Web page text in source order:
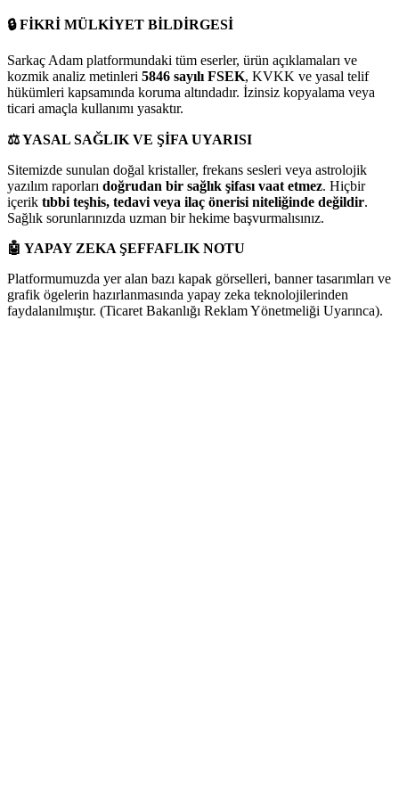
🔒FİKRİ MÜLKİYET BİLDİRGESİ
Sarkaç Adam platformundaki tüm eserler, ürün açıklamaları ve
kozmik analiz metinleri 5846 sayılı FSEK, KVKK ve yasal telif
hükümleri kapsamında koruma altındadır. İzinsiz kopyalama veya
ticari amaçla kullanımı yasaktır.
⚖️YASAL SAĞLIK VE ŞİFA UYARISI
Sitemizde sunulan doğal kristaller, frekans sesleri veya astrolojik
yazılım raporları doğrudan bir sağlık şifası vaat etmez. Hiçbir
içerik tıbbi teşhis, tedavi veya ilaç önerisi niteliğinde değildir.
Sağlık sorunlarınızda uzman bir hekime başvurmalısınız.
🤖 YAPAY ZEKA ŞEFFAFLIK NOTU
Platformumuzda yer alan bazı kapak görselleri, banner tasarımları ve
grafik ögelerin hazırlanmasında yapay zeka teknolojilerinden
faydalanılmıştır. (Ticaret Bakanlığı Reklam Yönetmeliği Uyarınca).